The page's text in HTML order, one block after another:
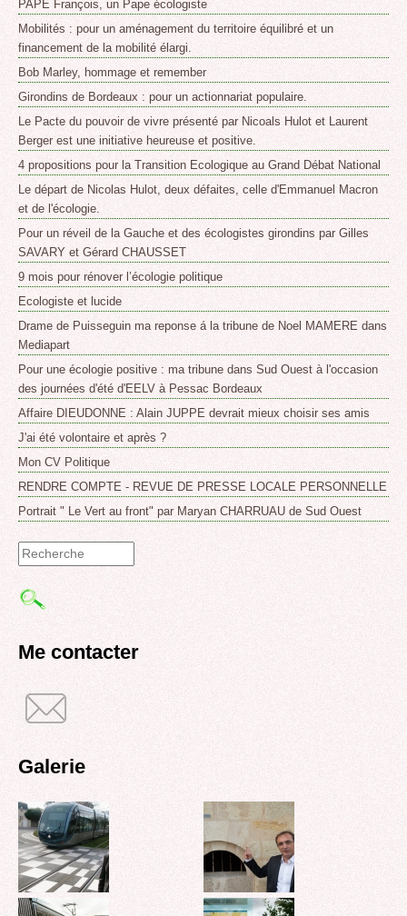
PAPE François, un Pape écologiste
Mobilités : pour un aménagement du territoire équilibré et un
financement de la mobilité élargi.
Bob Marley, hommage et remember
Girondins de Bordeaux : pour un actionnariat populaire.
Le Pacte du pouvoir de vivre présenté par Nicoals Hulot et Laurent
Berger est une initiative heureuse et positive.
4 propositions pour la Transition Ecologique au Grand Débat National
Le départ de Nicolas Hulot, deux défaites, celle d'Emmanuel Macron
et de l'écologie.
Pour un réveil de la Gauche et des écologistes girondins par Gilles
SAVARY et Gérard CHAUSSET
9 mois pour rénover l’écologie politique
Ecologiste et lucide
Drame de Puisseguin ma reponse á la tribune de Noel MAMERE dans
Mediapart
Pour une écologie positive : ma tribune dans Sud Ouest à l'occasion
des journées d'été d'EELV à Pessac Bordeaux
Affaire DIEUDONNE : Alain JUPPE devrait mieux choisir ses amis
J'ai été volontaire et après ?
Mon CV Politique
RENDRE COMPTE - REVUE DE PRESSE LOCALE PERSONNELLE
Portrait " Le Vert au front" par Maryan CHARRUAU de Sud Ouest
Formulaire
de
recherche
Me contacter
Galerie